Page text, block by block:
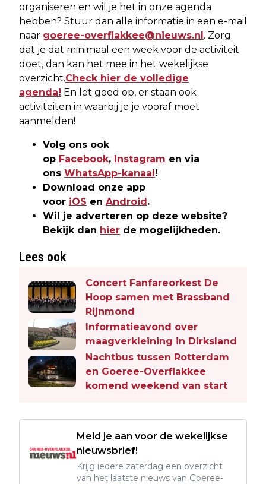
organiseren en wil je het in onze agenda
hebben? Stuur dan alle informatie in een e-mail
naar goeree-overflakkee@nieuws.nl. Zorg
dat je dat minimaal een week voor de activiteit
doet, dan kan het mee in het wekelijkse
overzicht.Check hier de volledige
agenda! En let goed op, er staan ook
activiteiten in waarbij je je vooraf moet
aanmelden!
Volg ons ook
op Facebook, Instagram en via
ons WhatsApp-kanaal!
Download onze app
voor iOS en Android.
Wil je adverteren op deze website?
Bekijk dan hier de mogelijkheden.
Lees ook
Concert Fanfareorkest De
Hoop samen met Brassband
Rijnmond
Informatieavond over
maagverkleining in Dirksland
Nachtbus tussen Rotterdam
en Goeree-Overflakkee
komend weekend van start
Meld je aan voor de wekelijkse
nieuwsbrief!
Krijg iedere zaterdag een overzicht
van het laatste nieuws van Goeree-